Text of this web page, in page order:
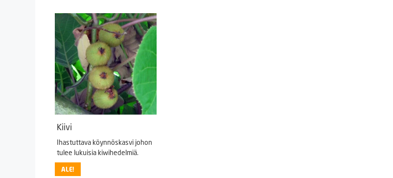
Kiivi
Ihastuttava köynnöskasvi johon
tulee lukuisia kiwihedelmiä.
ALE!